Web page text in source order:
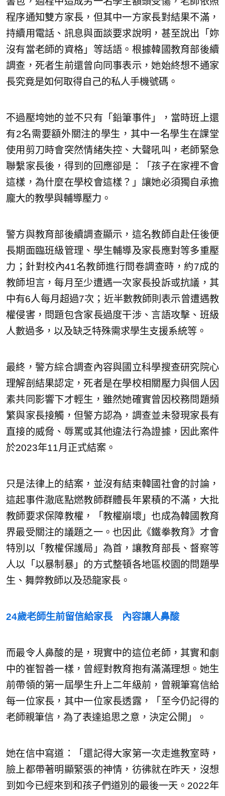
程序通知雙方家長，但其中一方家長對結果不滿，
持續用電話、訊息與面談要求說明，甚至說出「妳
沒有當老師的資格」等話語。根據韓國教育部後續
調查，死者生前還曾向同事表示，她始終想不通家
長究竟是如何取得自己的私人手機號碼。
不過壓垮她的並不只有「鉛筆事件」，當時班上還
有2名需要額外關注的學生，其中一名學生在課堂
使用剪刀時會突然情緒失控、大聲吼叫，老師緊急
聯繫家長後，得到的回應卻是：「孩子在家裡不會
這樣，為什麼在學校會這樣？」讓她必須獨自承擔
龐大的教學與輔導壓力。
警方與教育部後續調查顯示，這名教師自赴任後便
長期面臨班級管理、學生輔導及家長應對等多重壓
力；針對校內41名教師進行問卷調查時，約7成的
教師坦言，每月至少遭遇一次家長投訴或抗議，其
中有6人每月超過7次；近半數教師則表示曾遭遇教
權侵害，問題包含家長過度干涉、言語攻擊、班級
人數過多，以及缺乏特殊需求學生支援系統等。
最終，警方綜合調查內容與國立科學搜查研究院心
理解剖結果認定，死者是在學校相關壓力與個人因
素共同影響下才輕生，雖然她確實曾因校務問題頻
繁與家長接觸，但警方認為，調查並未發現家長有
直接的威脅、辱罵或其他違法行為證據，因此案件
於2023年11月正式結案。
只是法律上的結案，並沒有結束韓國社會的討論，
這起事件澈底點燃教師群體長年累積的不滿，大批
教師要求保障教權，「教權崩壞」也成為韓國教育
界最受關注的議題之一。也因此《鐵拳教育》才會
特別以「教權保護局」為首，讓教育部長、督察等
人以「以暴制暴」的方式整頓各地區校園的問題學
生、舞弊教師以及恐龍家長。
24歲老師生前留信給家長 內容讓人鼻酸
而最令人鼻酸的是，現實中的這位老師，其實和劇
中的崔智善一樣，曾經對教育抱有滿滿理想。她生
前帶領的第一屆學生升上二年級前，曾親筆寫信給
每一位家長，其中一位家長透露，「至今仍記得的
老師親筆信，為了表達追思之意，決定公開」。
她在信中寫道：「還記得大家第一次走進教室時，
臉上都帶著明顯緊張的神情，彷彿就在昨天，沒想
到如今已經來到和孩子們道別的最後一天。2022年